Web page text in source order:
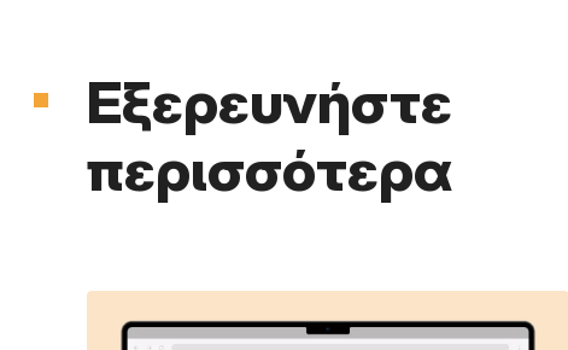
Εξερευνήστε
περισσότερα